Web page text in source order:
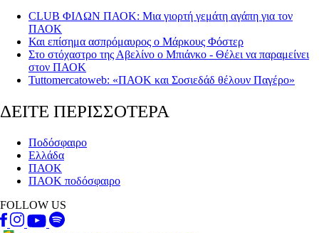
CLUB ΦΙΛΩΝ ΠΑΟΚ: Μια γιορτή γεμάτη αγάπη για τον
ΠΑΟΚ
Και επίσημα ασπρόμαυρος ο Μάρκους Φόστερ
Στο στόχαστρο της Αβελίνο ο Μπιάνκο - Θέλει να παραμείνει
στον ΠΑΟΚ
Tuttomercatoweb: «ΠΑΟΚ και Σοσιεδάδ θέλουν Παγέρο»
ΔΕΙΤΕ ΠΕΡΙΣΣΟΤΕΡΑ
Ποδόσφαιρο
Ελλάδα
ΠΑΟΚ
ΠΑΟΚ ποδόσφαιρο
FOLLOW US